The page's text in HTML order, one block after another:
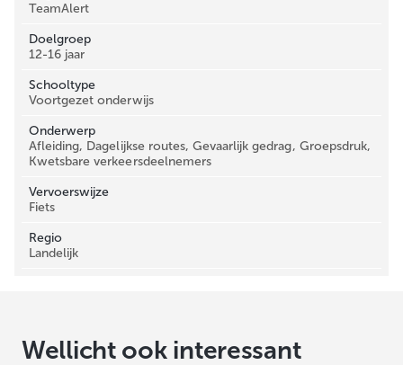
TeamAlert
Doelgroep
12-16 jaar
Schooltype
Voortgezet onderwijs
Onderwerp
Afleiding, Dagelijkse routes, Gevaarlijk gedrag, Groepsdruk,
Kwetsbare verkeersdeelnemers
Vervoerswijze
Fiets
Regio
Landelijk
Wellicht ook interessant